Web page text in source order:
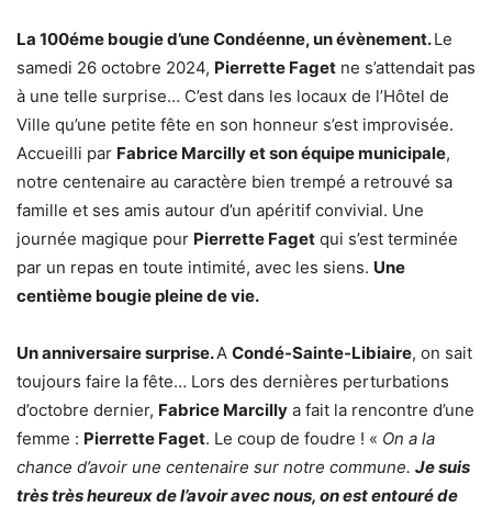
La 100éme bougie d’une Condéenne, un évènement.Le
samedi 26 octobre 2024, Pierrette Faget ne s’attendait pas
à une telle surprise… C’est dans les locaux de l’Hôtel de
Ville qu’une petite fête en son honneur s’est improvisée.
Accueilli par Fabrice Marcilly et son équipe municipale,
notre centenaire au caractère bien trempé a retrouvé sa
famille et ses amis autour d’un apéritif convivial. Une
journée magique pour Pierrette Faget qui s’est terminée
par un repas en toute intimité, avec les siens. Une
centième bougie pleine de vie.
Un anniversaire surprise.A Condé-Sainte-Libiaire, on sait
toujours faire la fête… Lors des dernières perturbations
d’octobre dernier, Fabrice Marcilly a fait la rencontre d’une
femme : Pierrette Faget. Le coup de foudre ! « On a la
chance d’avoir une centenaire sur notre commune. Je suis
très très heureux de l’avoir avec nous, on est entouré de